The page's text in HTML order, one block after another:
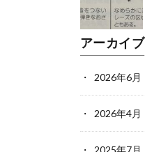
アーカイブ
2026年6月
2026年4月
2025年7月